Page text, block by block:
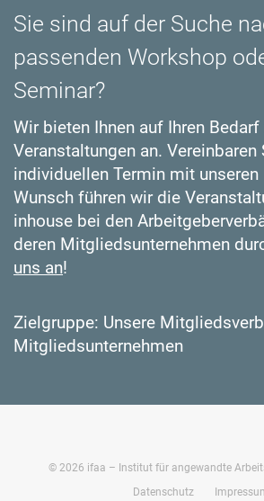
Sie sind auf der Suche
passenden Workshop
Seminar?
Wir bieten Ihnen auf Ihren
Veranstaltungen an. Vereinbaren
individuellen Termin mit unseren
Wunsch führen wir die
inhouse bei den
deren Mitgliedsunternehmen
uns an!
Zielgruppe: Unsere
Mitgliedsunternehmen
© 2026 ifaa – Institut für angewandte
Datenschutz